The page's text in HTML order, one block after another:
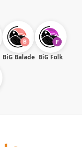
BiG Balade BiG Folk